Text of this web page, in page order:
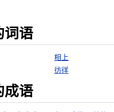
词语
相上
彷徉
成语